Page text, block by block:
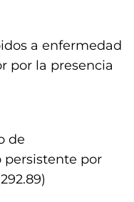
a enfermedad
por la presencia
de
persistente por